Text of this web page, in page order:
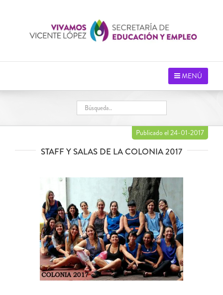
MENÚ
Publicado el 24-01-2017
STAFF Y SALAS DE LA COLONIA 2017